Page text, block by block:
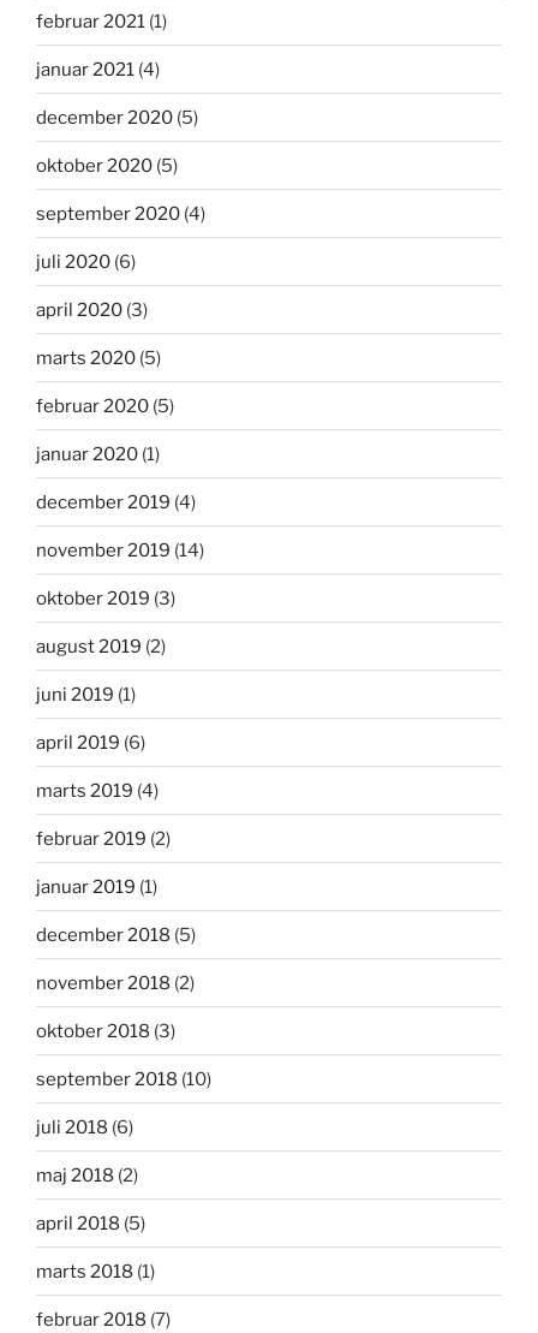
februar 2021 (1)
januar 2021 (4)
december 2020 (5)
oktober 2020 (5)
september 2020 (4)
juli 2020 (6)
april 2020 (3)
marts 2020 (5)
februar 2020 (5)
januar 2020 (1)
december 2019 (4)
november 2019 (14)
oktober 2019 (3)
august 2019 (2)
juni 2019 (1)
april 2019 (6)
marts 2019 (4)
februar 2019 (2)
januar 2019 (1)
december 2018 (5)
november 2018 (2)
oktober 2018 (3)
september 2018 (10)
juli 2018 (6)
maj 2018 (2)
april 2018 (5)
marts 2018 (1)
februar 2018 (7)